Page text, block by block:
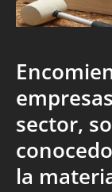
sector,
la